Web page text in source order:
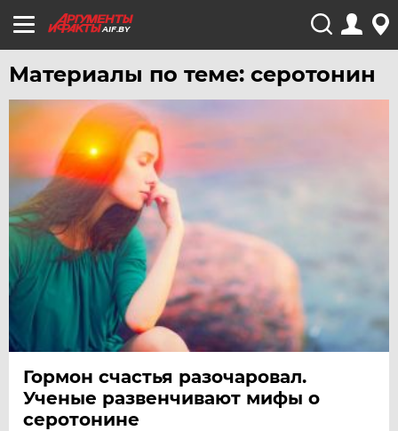
AIF.BY
Материалы по теме: серотонин
Гормон счастья разочаровал.
Ученые развенчивают мифы о
серотонине